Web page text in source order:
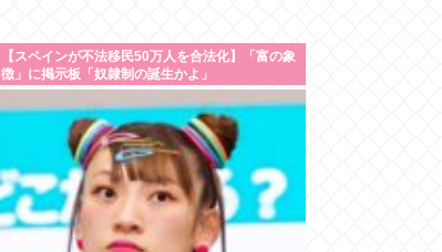
【スペインが不法移民50万人を合法化】「富の象
徴」に掲示板「奴隷制の誕生かよ」